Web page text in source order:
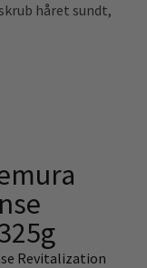
håret sundt,
Revitalization